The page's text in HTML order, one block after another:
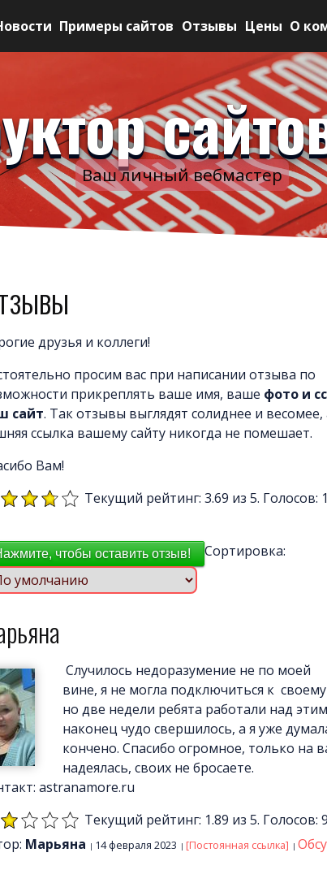
Примеры сайтов Отзывы Цены О
Ваш личный вебмастер
друзья и коллеги!
просим вас при написании отзыва по
прикреплять ваше имя, ваше фото и
сайт. Так отзывы выглядят солиднее и весомее,
ссылка вашему сайту никогда не помешает.
Вам!
Текущий рейтинг: 3.69 из 5. Голосов:
чтобы оставить отзыв! Сортировка:
Случилось недоразумение не по моей
вине, я не могла подключиться к своему
но две недели ребята работали над
наконец чудо свершилось, а я уже
кончено. Спасибо огромное, только на
надеялась, своих не бросаете.
astranamore.ru
Текущий рейтинг: 1.89 из 5. Голосов: 9
Марьяна 14 февраля 2023 [Постоянная ссылка]